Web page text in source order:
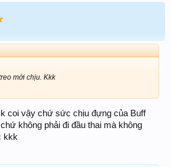
mới chịu. Kkk
coi vậy chứ sức chịu đựng của Buff
không phải đi đầu thai mà không
kkk